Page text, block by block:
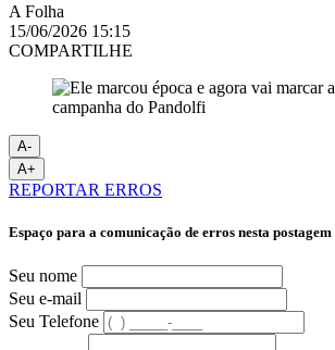
A Folha
15/06/2026 15:15
COMPARTILHE
A-
A+
REPORTAR ERROS
Espaço para a comunicação de erros nesta postagem
Seu nome
Seu e-mail
Seu Telefone